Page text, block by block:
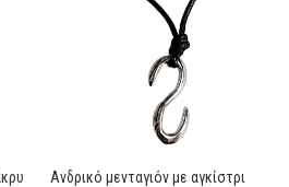
Ανδρικό μενταγιόν με αγκίστρι